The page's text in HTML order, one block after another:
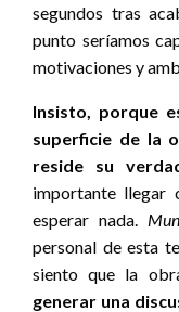
segundos tras
punto seríamos
motivaciones y
Insisto, porque
superficie de la
reside su
importante llegar
esperar nada.
personal de esta
siento que la
generar una